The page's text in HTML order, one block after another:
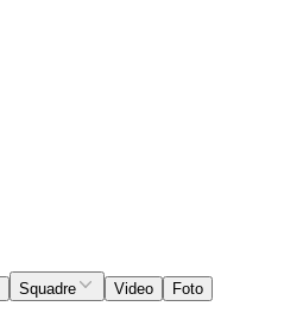
Squadre Video Foto